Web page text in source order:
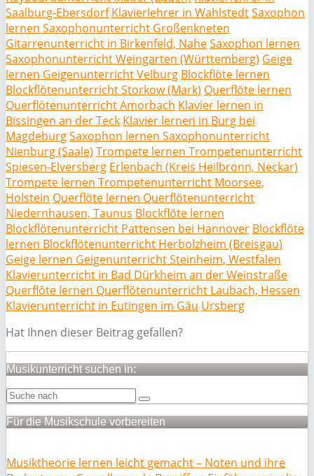
Saalburg-Ebersdorf Klavierlehrer in WahlstedtSaxophon
lernen Saxophonunterricht Großenkneten
Gitarrenunterricht in Birkenfeld, NaheSaxophon lernen
Saxophonunterricht Weingarten (Württemberg) Geige
lernen Geigenunterricht Velburg Blockflöte lernen
Blockflötenunterricht Storkow (Mark) Querflöte lernen
Querflötenunterricht Amorbach Klavier lernen in
Bissingen an der Teck Klavier lernen in Burg bei
MagdeburgSaxophon lernen Saxophonunterricht
Nienburg (Saale) Trompete lernen Trompetenunterricht
Spiesen-Elversberg Erlenbach (Kreis Heilbronn, Neckar)
Trompete lernen Trompetenunterricht Moorsee,
Holstein Querflöte lernen Querflötenunterricht
Niedernhausen, Taunus Blockflöte lernen
Blockflötenunterricht Pattensen bei Hannover Blockflöte
lernen Blockflötenunterricht Herbolzheim (Breisgau)
Geige lernen Geigenunterricht Steinheim, Westfalen
Klavierunterricht in Bad Dürkheim an der Weinstraße
Querflöte lernen Querflötenunterricht Laubach, Hessen
Klavierunterricht in Eutingen im Gäu Ursberg
Hat Ihnen dieser Beitrag gefallen?
Musikunterricht suchen in:
Für die Musikschule vorbereiten
Musiktheorie lernen leicht gemacht – Noten und ihre